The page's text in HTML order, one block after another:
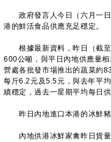
政府發言人今日（六月一日
港的鮮活食品供應充足穩定。
根據最新資料，昨日（截至
600公噸，與平日內地供應量
營處各批發市場推出的蔬菜約
每斤6.2元及5.5元，與去年平
續穩定，過去一星期平均每日
昨日內地進口本港的冰鮮豬
內地供港冰鮮家禽昨日貨量